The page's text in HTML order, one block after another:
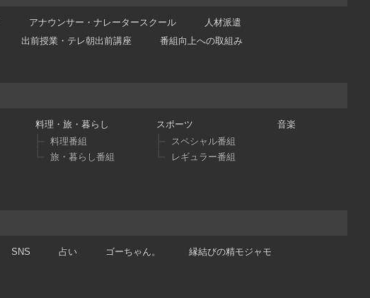
アナウンサー・ナレータースクール
人材派遣
出前授業・テレ朝出前講座
番組向上への取組み
料理・旅・暮らし
料理番組
旅・暮らし番組
スポーツ
スペシャル番組
レギュラー番組
音楽
SNS 占い ゴーちゃん。
縁結びの精モジャモ